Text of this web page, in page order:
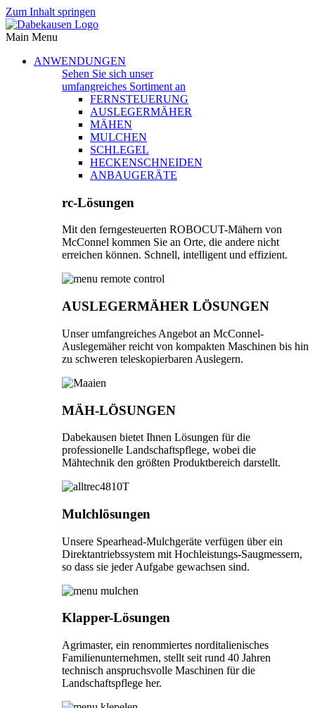
Zum Inhalt springen
Main Menu
ANWENDUNGEN
Sehen Sie sich unser
umfangreiches Sortiment an
FERNSTEUERUNG
AUSLEGERMÄHER
MÄHEN
MULCHEN
SCHLEGEL
HECKENSCHNEIDEN
ANBAUGERÄTE
rc-Lösungen
Mit den ferngesteuerten ROBOCUT-Mähern von
McConnel kommen Sie an Orte, die andere nicht
erreichen können. Schnell, intelligent und effizient.
AUSLEGERMÄHER LÖSUNGEN
Unser umfangreiches Angebot an McConnel-
Auslegemäher reicht von kompakten Maschinen bis hin
zu schweren teleskopierbaren Auslegern.
MÄH-LÖSUNGEN
Dabekausen bietet Ihnen Lösungen für die
professionelle Landschaftspflege, wobei die
Mähtechnik den größten Produktbereich darstellt.
Mulchlösungen
Unsere Spearhead-Mulchgeräte verfügen über ein
Direktantriebssystem mit Hochleistungs-Saugmessern,
so dass sie jeder Aufgabe gewachsen sind.
Klapper-Lösungen
Agrimaster, ein renommiertes norditalienisches
Familienunternehmen, stellt seit rund 40 Jahren
technisch anspruchsvolle Maschinen für die
Landschaftspflege her.